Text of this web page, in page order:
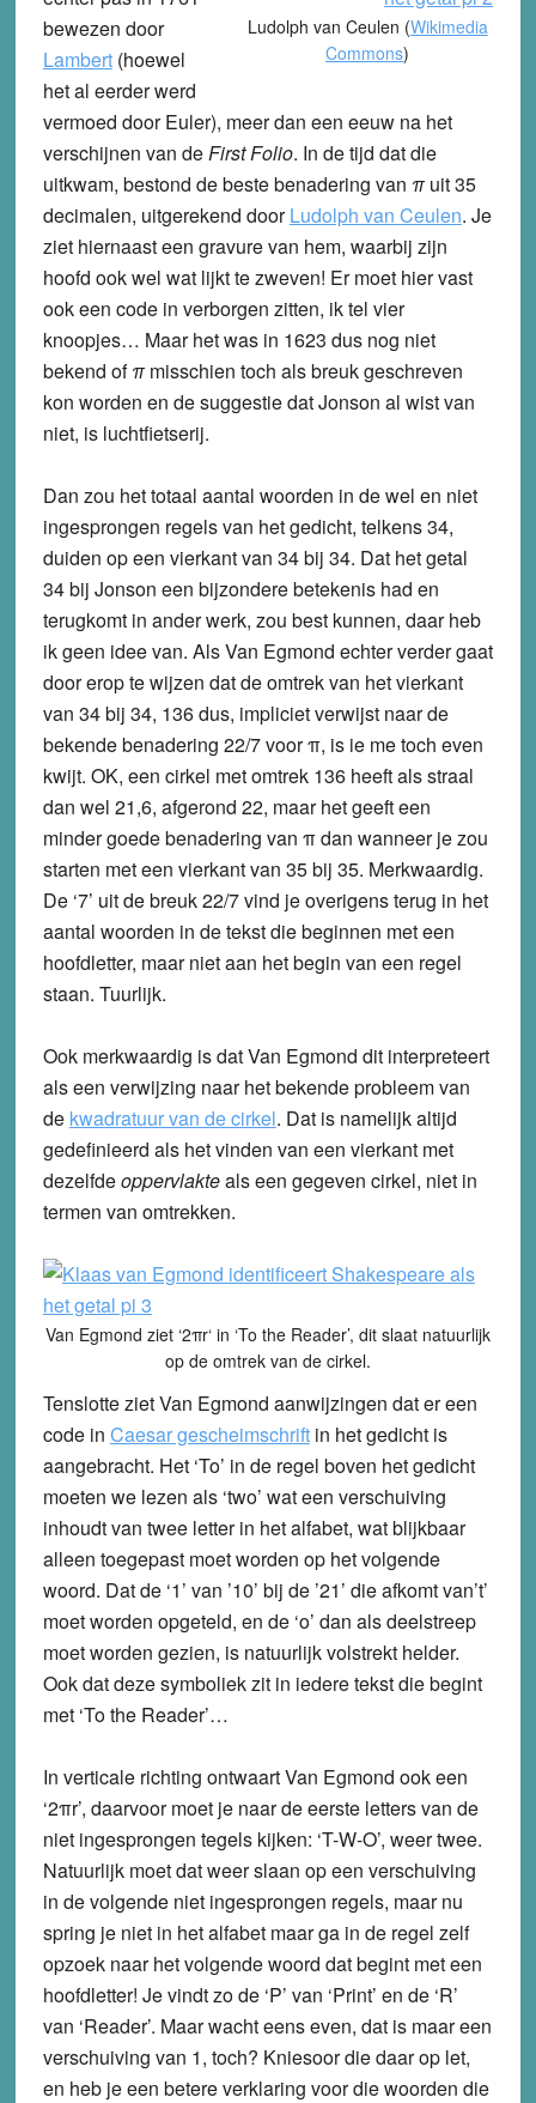
Ludolph van Ceulen (Wikimedia
Commons)
bewezen door
Lambert(hoewel
het al eerder werd
vermoed door Euler), meer dan een eeuw na het
verschijnen van deFirst Folio. In de tijd dat die
uitkwam, bestond de beste benadering van πuit 35
decimalen, uitgerekend doorLudolph van Ceulen. Je
ziet hiernaast een gravure van hem, waarbij zijn
hoofd ook wel wat lijkt te zweven! Er moet hier vast
ook een code in verborgen zitten, ik tel vier
knoopjes… Maar het was in 1623 dus nog niet
bekend ofπmisschien toch als breuk geschreven
kon worden en de suggestie dat Jonson al wist van
niet, is luchtfietserij.
Dan zou het totaal aantal woorden in de wel en niet
ingesprongen regels van het gedicht, telkens 34,
duiden op een vierkant van 34 bij 34. Dat het getal
34 bij Jonson een bijzondere betekenis had en
terugkomt in ander werk, zou best kunnen, daar heb
ik geen idee van. Als Van Egmond echter verder gaat
door erop te wijzen dat de omtrek van het vierkant
van 34 bij 34, 136 dus, impliciet verwijst naar de
bekende benadering 22/7 voorπ, is ie me toch even
kwijt. OK, een cirkel met omtrek 136 heeft als straal
dan wel 21,6, afgerond 22, maar het geeft een
minder goede benadering van πdan wanneer je zou
starten met een vierkant van 35 bij 35. Merkwaardig.
De ‘7’ uit de breuk 22/7 vind je overigens terug in het
aantal woorden in de tekst die beginnen met een
hoofdletter, maar niet aan het begin van een regel
staan. Tuurlijk.
Ook merkwaardig is dat Van Egmond dit interpreteert
als een verwijzing naar het bekende probleem van
de kwadratuur van de cirkel. Dat is namelijk altijd
gedefinieerd als het vinden van een vierkant met
dezelfdeoppervlakteals een gegeven cirkel, niet in
termen van omtrekken.
Van Egmond ziet ‘2πr‘ in ‘To the Reader’, dit slaat natuurlijk
op de omtrek van de cirkel.
Tenslotte ziet Van Egmond aanwijzingen dat er een
code in Caesar gescheimschriftin het gedicht is
aangebracht. Het ‘To’ in de regel boven het gedicht
moeten we lezen als ‘two’ wat een verschuiving
inhoudt van twee letter in het alfabet, wat blijkbaar
alleen toegepast moet worden op het volgende
woord. Dat de ‘1’ van ’10’ bij de ’21’ die afkomt van’t’
moet worden opgeteld, en de ‘o’ dan als deelstreep
moet worden gezien, is natuurlijk volstrekt helder.
Ook dat deze symboliek zit in iedere tekst die begint
met ‘To the Reader’…
In verticale richting ontwaart Van Egmond ook een
‘2πr’, daarvoor moet je naar de eerste letters van de
niet ingesprongen tegels kijken: ‘T-W-O’, weer twee.
Natuurlijk moet dat weer slaan op een verschuiving
in de volgende niet ingesprongen regels, maar nu
spring je niet in het alfabet maar ga in de regel zelf
opzoek naar het volgende woord dat begint met een
hoofdletter! Je vindt zo de ‘P’ van ‘Print’ en de ‘R’
van ‘Reader’. Maar wacht eens even, dat is maar een
verschuiving van 1, toch? Kniesoor die daar op let,
en heb je een betere verklaring voor die woorden die